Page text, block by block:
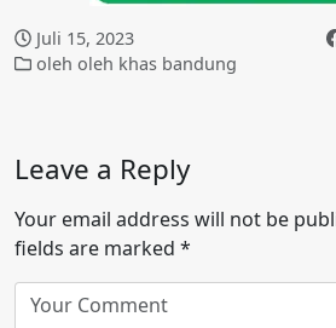
Juli 15, 2023
oleh oleh khas bandung
Leave a Reply
Your email address will not be
fields are marked *